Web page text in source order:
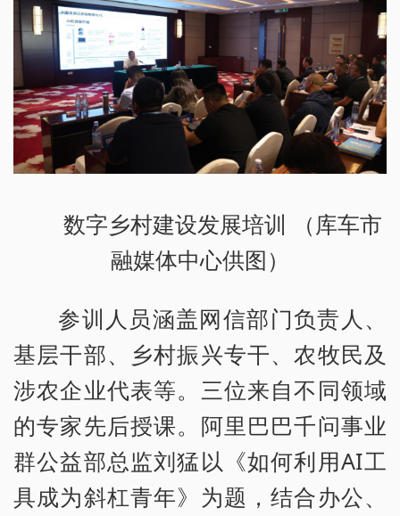
数字乡村建设发展培训 （库车市
融媒体中心供图）
参训人员涵盖网信部门负责人、
基层干部、乡村振兴专干、农牧民及
涉农企业代表等。三位来自不同领域
的专家先后授课。阿里巴巴千问事业
群公益部总监刘猛以《如何利用AI工
具成为斜杠青年》为题，结合办公、